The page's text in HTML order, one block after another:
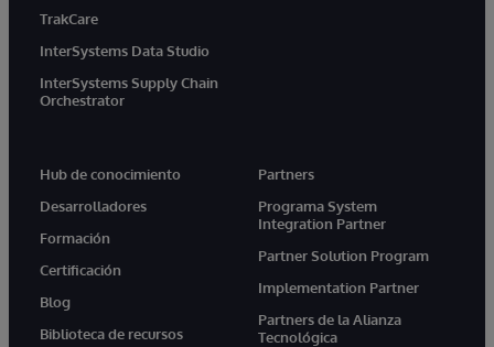
TrakCare
InterSystems Data Studio
InterSystems Supply Chain
Orchestrator
Hub de conocimiento
Desarrolladores
Formación
Certificación
Blog
Biblioteca de recursos
Partners
Programa System
Integration Partner
Partner Solution Program
Implementation Partner
Partners de la Alianza
Tecnológica